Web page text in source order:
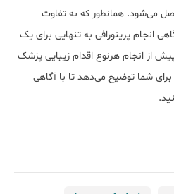
می‌شود. همانطور که به تفاوت
انجام پرینورافی به تنهایی برای یک
از انجام هرنوع اقدام زیبایی پزشک
شما توضیح می‌دهد تا با آگاهی